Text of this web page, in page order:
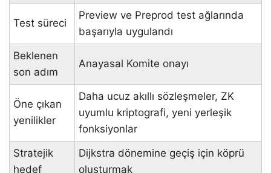
Test süreci
Preview ve Preprod test ağlarında
başarıyla uygulandı
Beklenen
son adım
Anayasal Komite onayı
Öne çıkan
yenilikler
Daha ucuz akıllı sözleşmeler, ZK
uyumlu kriptografi, yeni yerleşik
fonksiyonlar
Stratejik
hedef
Dijkstra dönemine geçiş için köprü
oluşturmak